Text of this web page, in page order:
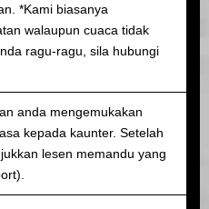
*Kami biasanya
walaupun cuaca tidak
ragu-ragu, sila hubungi
anda mengemukakan
kepada kaunter. Setelah
lesen memandu yang